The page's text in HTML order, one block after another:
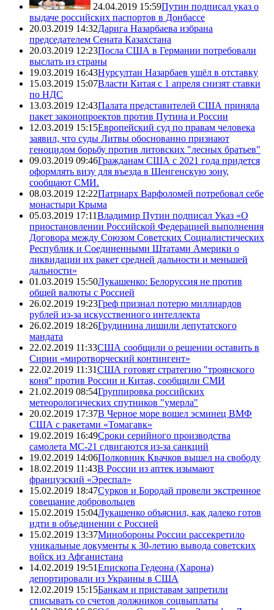
24.04.2019 15:59Путин подписал указ о
выдаче российских паспортов в Донбассе
20.03.2019 14:32Дарига Назарбаева избрана
председателем Сената Казахстана
20.03.2019 12:23Посла США в Германии потребовали
выслать из страны
19.03.2019 16:43Нурсултан Назарбаев ушёл в отставку
15.03.2019 15:07Власти Китая с 1 апреля снизят ставки
по НДС
13.03.2019 12:43Палата представителей США приняла
пакет законопроектов против Путина и России
12.03.2019 15:15Европейский суд по правам человека
заявил, что суды Литвы обоснованно признают
геноцидом борьбу против литовских "лесных братьев"
09.03.2019 09:46Гражданам США с 2021 года придется
оформлять визу для въезда в Шенгенскую зону,
сообщают СМИ.
08.03.2019 12:22Патриарх Варфоломей потребовал себе
монастыри Крыма
05.03.2019 17:11Владимир Путин подписал Указ «О
приостановлении Российской Федерацией выполнения
Договора между Союзом Советских Социалистических
Республик и Соединенными Штатами Америки о
ликвидации их ракет средней дальности и меньшей
дальности»
01.03.2019 15:50Лукашенко: Белоруссия не против
общей валюты с Россией
26.02.2019 19:23Греф признал потерю миллиардов
рублей из-за искусственного интеллекта
26.02.2019 18:26Грудинина лишили депутатского
мандата
22.02.2019 11:33США сообщили о решении оставить в
Сирии «миротворческий контингент»
22.02.2019 11:31США готовят стратегию "троянского
коня" против России и Китая, сообщили СМИ
21.02.2019 08:54Группировка российских
метеорологических спутников "умерла"
20.02.2019 17:37В Черное море вошел эсминец ВМФ
США с ракетами «Томагавк»
19.02.2019 16:49Сроки серийного производства
самолета МС-21 сдвигаются из-за санкций
19.02.2019 14:06Полковник Квачков вышел на свободу
18.02.2019 11:43В России из аптек изымают
французский «Эреспал»
15.02.2019 18:47Сурков и Бородай провели экстренное
совещание добровольцев
15.02.2019 15:04Лукашенко объяснил, как далеко готов
идти в объединении с Россией
15.02.2019 13:37Минобороны России рассекретило
уникальные документы к 30-летию вывода советских
войск из Афганистана
14.02.2019 19:51Епископа Гедеона (Харона)
депортировали из Украины в США
12.02.2019 15:15Банкам и приставам запретили
списывать со счетов должников соцвыплаты